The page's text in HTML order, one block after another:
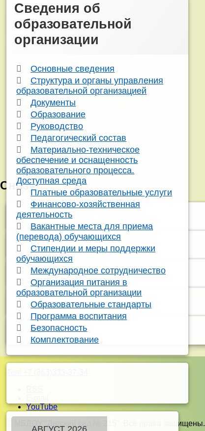
Сведения об
образовательной
организации
Основные сведения
Структура и органы управления
образовательной организацией
Документы
Образование
Руководство
Педагогический состав
Материально-техническое
обеспечение и оснащенность
образовательного процесса.
Доступная среда
Платные образовательные услуги
Финансово-хозяйственная
деятельность
Вакантные места для приема
(перевода) обучающихся
Стипендии и меры поддержки
обучающихся
Международное сотрудничество
Организация питания в
образовательной организации
Образовательные стандарты
Программа воспитания
Безопасность
Комплектование
АВГУСТ 2026
Снизу
YouTube
© МБДОУ "Детский сад № 215". Все права защищены.